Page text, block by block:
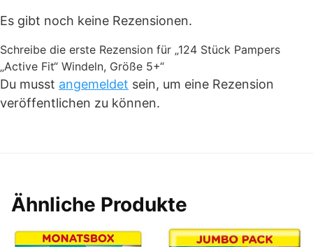
Es gibt noch keine Rezensionen.
Schreibe die erste Rezension für „124 Stück Pampers
„Active Fit“ Windeln, Größe 5+“
Du musst angemeldet sein, um eine Rezension
veröffentlichen zu können.
Ähnliche Produkte